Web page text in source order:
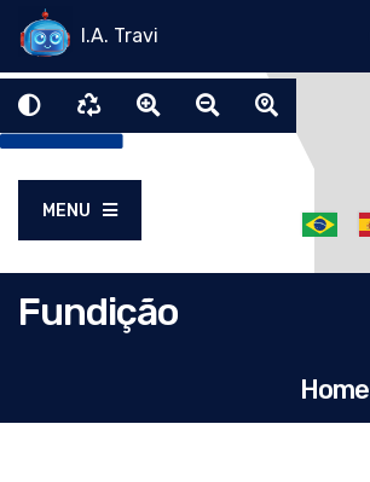
I.A. Travi
MENU
Fundição
Home